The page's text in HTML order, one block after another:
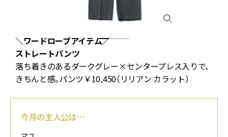
＼ワードローブアイテム／
ストレートパンツ
落ち着きのあるダークグレー×センタープレス入りで、
きちんと感。パンツ￥10,450（リリアン カラット）
今月の主人公は…